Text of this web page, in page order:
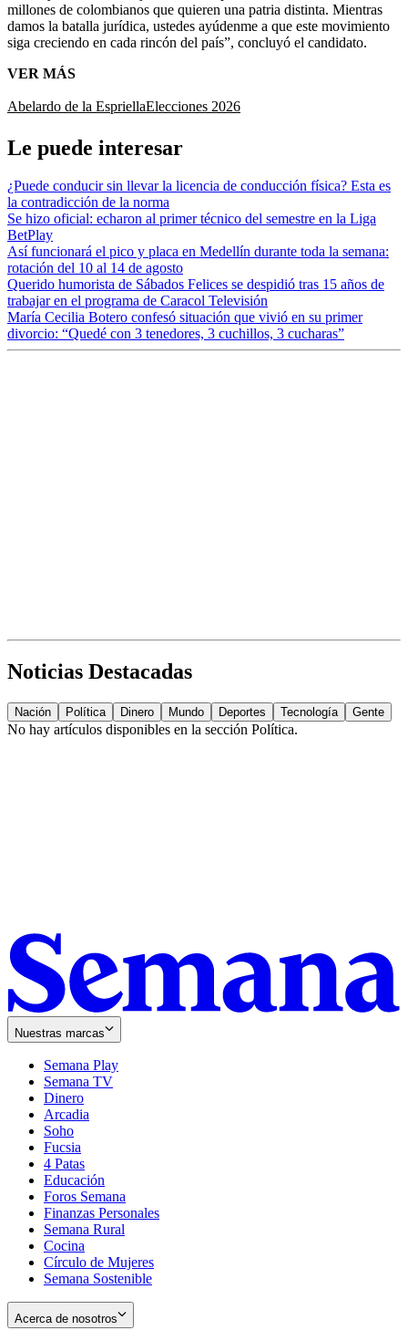
millones de colombianos que quieren una patria distinta. Mientras
damos la batalla jurídica, ustedes ayúdenme a que este movimiento
siga creciendo en cada rincón del país”, concluyó el candidato.
VER MÁS
Abelardo de la EspriellaElecciones 2026
Le puede interesar
¿Puede conducir sin llevar la licencia de conducción física? Esta es
la contradicción de la norma
Se hizo oficial: echaron al primer técnico del semestre en la Liga
BetPlay
Así funcionará el pico y placa en Medellín durante toda la semana:
rotación del 10 al 14 de agosto
Querido humorista de Sábados Felices se despidió tras 15 años de
trabajar en el programa de Caracol Televisión
María Cecilia Botero confesó situación que vivió en su primer
divorcio: “Quedé con 3 tenedores, 3 cuchillos, 3 cucharas”
Noticias Destacadas
Nación Política Dinero Mundo Deportes Tecnología Gente
No hay artículos disponibles en la sección Política.
Nuestras marcas
Semana Play
Semana TV
Dinero
Arcadia
Soho
in
new
window
Fucsia
in
new
window
4 Patas
Educación
Foros Semana
Finanzas Personales
Semana Rural
Cocina
Círculo de Mujeres
Semana Sostenible
Acerca de nosotros